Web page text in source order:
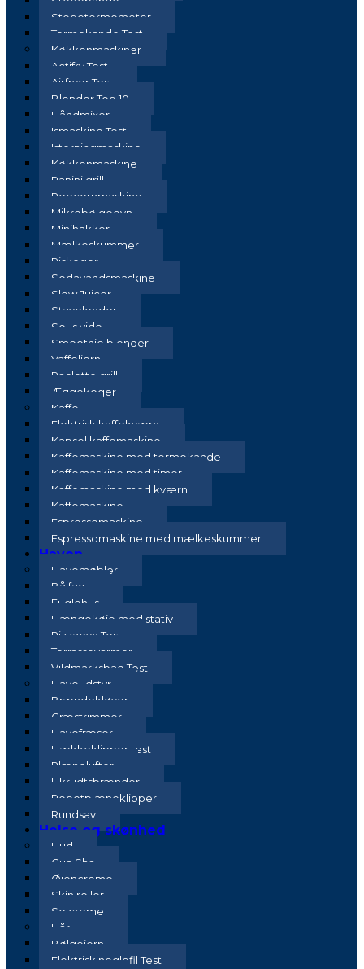
Stegetermometer
Termokande Test
Køkkenmaskiner
Actifry Test
Airfryer Test
Blender Top 10
Håndmixer
Ismaskine Test
Isterningmaskine
Køkkenmaskine
Panini grill
Popcornmaskine
Mikrobølgeovn
Minihakker
Mælkeskummer
Riskoger
Sodavandsmaskine
Slow Juicer
Stavblender
Sous vide
Smoothie blender
Vaffeljern
Raclette grill
Æggekoger
Kaffe
Elektrisk kaffekværn
Kapsel kaffemaskine
Kaffemaskine med termokande
Kaffemaskine med timer
Kaffemaskine med kværn
Kaffemaskine
Espressomaskine
Espressomaskine med mælkeskummer
Haven
Havemøbler
Bålfad
Fuglehus
Hængekøje med stativ
Pizzaovn Test
Terrassevarmer
Vildmarksbad Test
Haveudstyr
Brændekløver
Græstrimmer
Havefræser
Hækkeklipper test
Plænelufter
Ukrudtsbrænder
Robotplæneklipper
Rundsav
Helse og skønhed
Hud
Gua Sha
Øjencreme
Skin roller
Solcreme
Hår
Bølgejern
Elektrisk neglefil Test